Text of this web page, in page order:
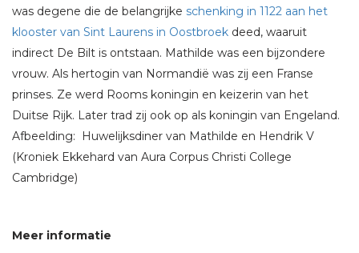
was degene die de belangrijke schenking in 1122 aan het
klooster van Sint Laurens in Oostbroek deed, waaruit
indirect De Bilt is ontstaan. Mathilde was een bijzondere
vrouw. Als hertogin van Normandië was zij een Franse
prinses. Ze werd Rooms koningin en keizerin van het
Duitse Rijk. Later trad zij ook op als koningin van Engeland.
Afbeelding: Huwelijksdiner van Mathilde en Hendrik V
(Kroniek Ekkehard van Aura Corpus Christi College
Cambridge)
Meer informatie